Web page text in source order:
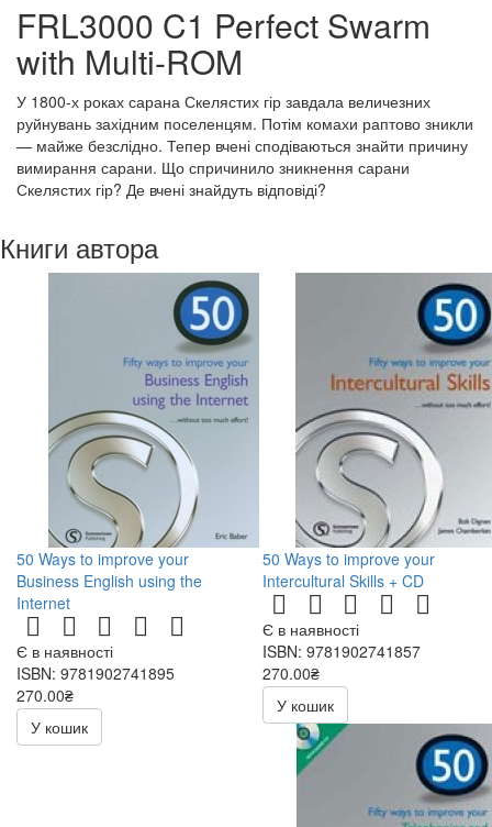
FRL3000 C1 Perfect Swarm
with Multi-ROM
У 1800-х роках сарана Скелястих гір завдала величезних
руйнувань західним поселенцям. Потім комахи раптово зникли
— майже безслідно. Тепер вчені сподіваються знайти причину
вимирання сарани. Що спричинило зникнення сарани
Скелястих гір? Де вчені знайдуть відповіді?
Книги автора
50 Ways to improve your
Business English using the
Internet
Є в наявності
ISBN: 9781902741895
270.00₴
540.00₴
У кошик
50 Ways to improve your
Intercultural Skills + CD
Є в наявності
ISBN: 9781902741857
270.00₴
540.00₴
У кошик